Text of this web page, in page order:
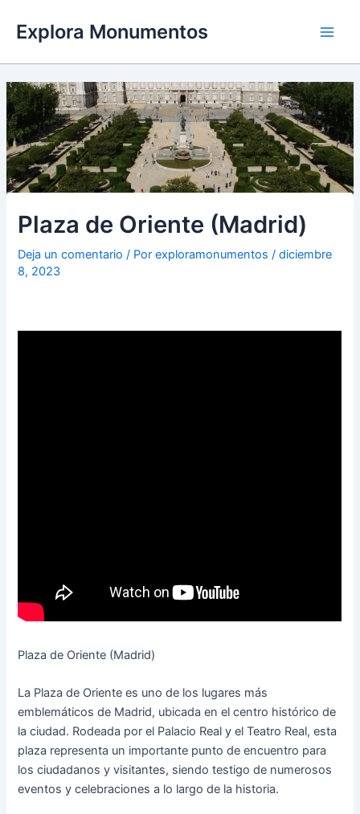
contenido
Explora Monumentos
Plaza de Oriente (Madrid)
Deja un comentario / Porexploramonumentos/diciembre
8, 2023
Plaza de Oriente (Madrid)
La Plaza de Oriente es uno de los lugares más
emblemáticos de Madrid, ubicada en el centro histórico de
la ciudad. Rodeada por el Palacio Real y el Teatro Real, esta
plaza representa un importante punto de encuentro para
los ciudadanos y visitantes, siendo testigo de numerosos
eventos y celebraciones a lo largo de la historia.